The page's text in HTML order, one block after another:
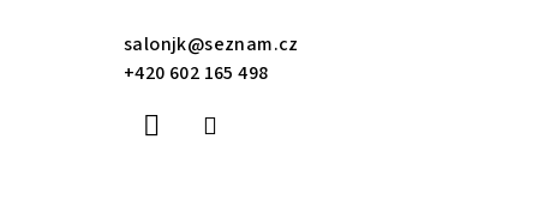
salonjk@seznam.cz
+420 602 165 498